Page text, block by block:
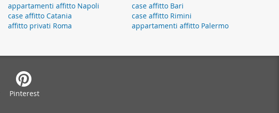
appartamenti affitto Napoli
case affitto Bari
case affitto Catania
case affitto Rimini
affitto privati Roma
appartamenti affitto Palermo
Pinterest